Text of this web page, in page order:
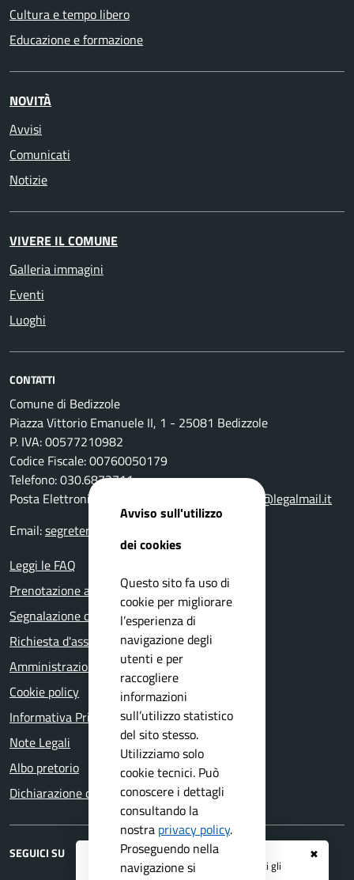
✖
Registrati ai serviziAPP IO
e ricevi tutti gli
Cultura e tempo libero
Educazione e formazione
NOVITÀ
Avvisi
Comunicati
Notizie
VIVERE IL COMUNE
Galleria immagini
Eventi
Luoghi
CONTATTI
Comune di Bedizzole
Piazza Vittorio Emanuele II, 1 - 25081 Bedizzole
P. IVA: 00577210982
Codice Fiscale: 00760050179
Telefono: 030.6872711
Posta Elettronica Certificata:
comune.bedizzole@legalmail.it
Email:segreteria@comune.bedizzole.bs.it
Leggi le FAQ
Prenotazione appuntamento
Segnalazione disservizio
Richiesta d'assistenza
Amministrazione trasparente
Cookie policy
Informativa Privacy
Note Legali
Albo pretorio
Dichiarazione di accessibilità
SEGUICI SU
Avviso sull'utilizzo
dei cookies
Questo sito fa uso di
cookie per migliorare
l’esperienza di
navigazione degli
utenti e per
raccogliere
informazioni
sull’utilizzo statistico
del sito stesso.
Utilizziamo solo
cookie tecnici. Può
conoscere i dettagli
consultando la
nostra privacy policy.
Proseguendo nella
navigazione si